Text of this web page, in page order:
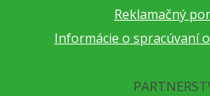
Reklamačný
Informácie o spracúvaní